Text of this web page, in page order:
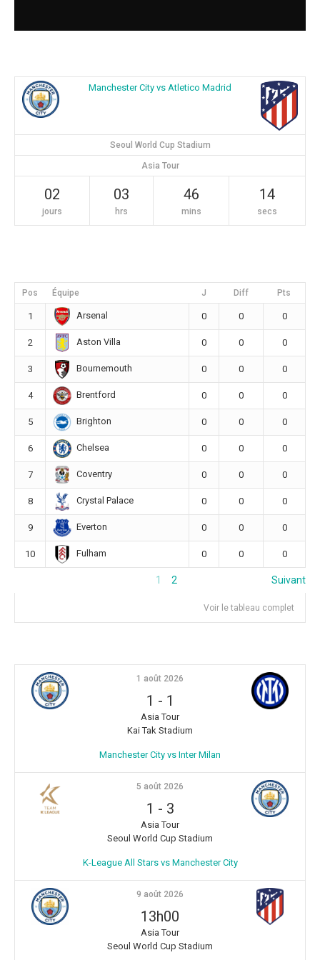
Manchester City vs Atletico Madrid
Seoul World Cup Stadium
Asia Tour
02
jours
03
hrs
46
mins
13
secs
Pos Équipe J Diff Pts
1 Arsenal 0 0 0
2 Aston Villa 0 0 0
3 Bournemouth 0 0 0
4 Brentford 0 0 0
5 Brighton 0 0 0
6 Chelsea 0 0 0
7 Coventry 0 0 0
8 Crystal Palace 0 0 0
9 Everton 0 0 0
10 Fulham 0 0 0
1 2 Suivant
Voir le tableau complet
1 août 2026
1 - 1
Asia Tour
Kai Tak Stadium
Manchester City vs Inter Milan
5 août 2026
1 - 3
Asia Tour
Seoul World Cup Stadium
K-League All Stars vs Manchester City
9 août 2026
13h00
Asia Tour
Seoul World Cup Stadium